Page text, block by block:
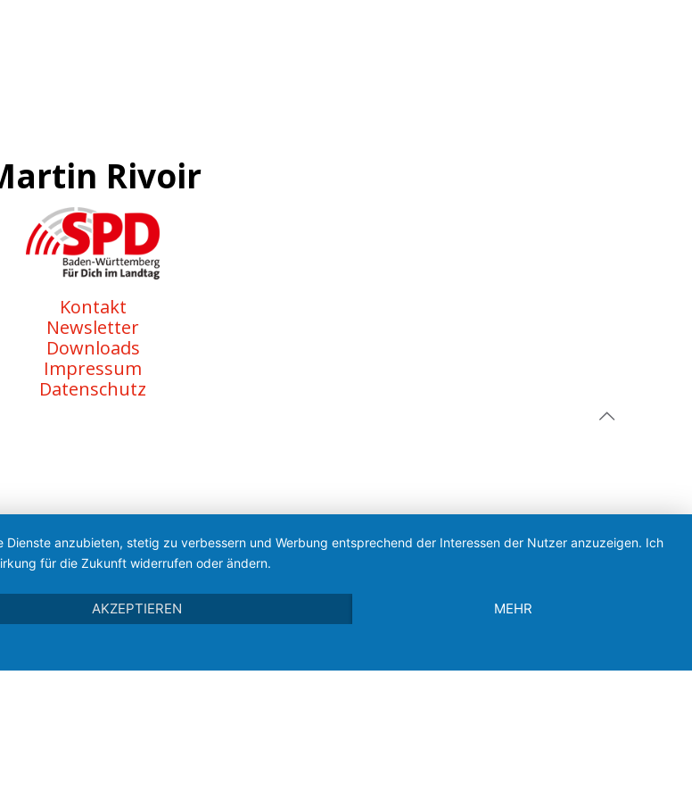
Rivoir
Kontakt
Newsletter
Downloads
Impressum
Datenschutz
anzubieten, stetig zu verbessern und Werbung entsprechend der Interessen der Nutzer anzuzeigen. Ich
für die Zukunft widerrufen oder ändern.
AKZEPTIEREN MEHR